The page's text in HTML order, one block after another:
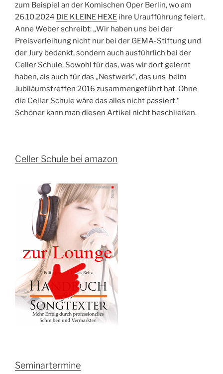
zum Beispiel an der Komischen Oper Berlin, wo am
26.10.2024 DIE KLEINE HEXE ihre Uraufführung feiert.
Anne Weber schreibt: „Wir haben uns bei der
Preisverleihung nicht nur bei der GEMA-Stiftung und
der Jury bedankt, sondern auch ausführlich bei der
Celler Schule. Sowohl für das, was wir dort gelernt
haben, als auch für das „Nestwerk“, das uns beim
Jubiläumstreffen 2016 zusammengeführt hat. Ohne
die Celler Schule wäre das alles nicht passiert.“
Schöner kann man diesen Artikel nicht beschließen.
Celler Schule bei amazon
Seminartermine